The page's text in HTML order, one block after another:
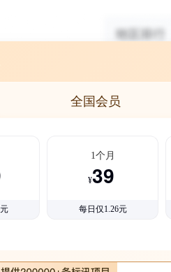
全国会员
1个月
¥39
每日仅1.26元